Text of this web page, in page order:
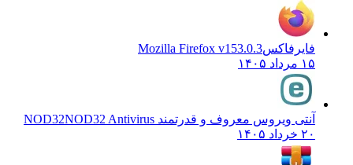
فایرفاکسMozilla Firefox v153.0.3
۱۵ مرداد ۱۴۰۵
آنتی ویروس معروف و قدرتمند NOD32 NOD32 Antivirus
۲۰ خرداد ۱۴۰۵